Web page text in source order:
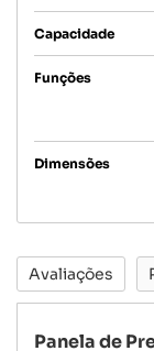
Capacidade
Funções
Dimensões
Avaliações
Panela de